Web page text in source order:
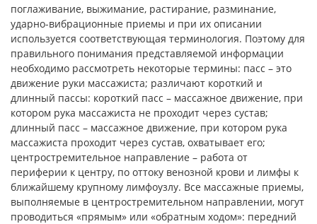
поглаживание, выжимание, растирание, разминание,
ударно-вибрационные приемы и при их описании
используется соответствующая терминология. Поэтому для
правильного понимания представляемой информации
необходимо рассмотреть некоторые термины: пасс – это
движение руки массажиста; различают короткий и
длинный пассы: короткий пасс – массажное движение, при
котором рука массажиста не проходит через сустав;
длинный пасс – массажное движение, при котором рука
массажиста проходит через сустав, охватывает его;
центростремительное направление – работа от
периферии к центру, по оттоку венозной крови и лимфы к
ближайшему крупному лимфоузлу. Все массажные приемы,
выполняемые в центростремительном направлении, могут
проводиться «прямым» или «обратным ходом»: передний